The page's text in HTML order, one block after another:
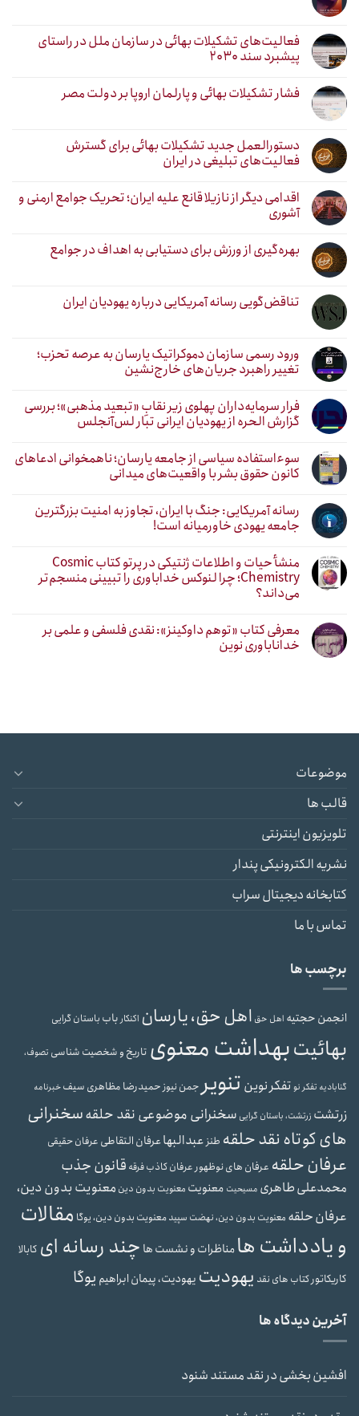
فعالیت‌های تشکیلات بهائی در سازمان ملل در راستای
پیشبرد سند ۲۰۳۰
فشار تشکیلات بهائی و پارلمان اروپا بر دولت مصر
دستورالعمل جدید تشکیلات بهائی برای گسترش
فعالیت‌های تبلیغی در ایران
اقدامی دیگر از نازیلا قانع علیه ایران؛ تحریک جوامع ارمنی و
آشوری
بهره‌گیری از ورزش برای دستیابی به اهداف در جوامع
تناقض‌گویی رسانه آمریکایی درباره یهودیان ایران
ورود رسمی سازمان دموکراتیک یارسان به عرصه تحزب؛
تغییر راهبرد جریان‌های خارج‌نشین
فرار سرمایه‌داران پهلوی زیر نقابِ «تبعید مذهبی»؛ بررسی
گزارش الحره از یهودیان ایرانی تبار لس‌آنجلس
سوءاستفاده سیاسی از جامعه یارسان؛ ناهمخوانی ادعاهای
کانون حقوق بشر با واقعیت‌های میدانی
رسانه آمریکایی: جنگ با ایران، تجاوز به امنیت بزرگترین
جامعه یهودی خاورمیانه است!
منشأ حیات و اطلاعات ژنتیکی در پرتو کتاب Cosmic
Chemistry؛ چرا لنوکس خداباوری را تبیینی منسجم‌تر
می‌داند؟
معرفی کتاب «توهم داوکینز»: نقدی فلسفی و علمی بر
خداناباوری نوین
موضوعات
قالب ها
تلویزیون اینترنتی
نشریه الکترونیکی پندار
کتابخانه دیجیتال سراب
تماس با ما
برچسب ها
انجمن حجتیه اهل حق اهل حق، یارسان اکنکارباب باستان گرایی
بهائیتبهداشت معنوی تاریخ و شخصیت شناسی تصوف،
گنابادیه تفکر نوتفکر نوین تنویر جمن نیوزحمیدرضا مظاهری سیفخبرنامه
زرتشت زرتشت، باستان گرایی سخنرانی موضوعی نقد حلقهسخنرانی
های کوتاه نقد حلقه طنزعبدالبهاعرفان التقاطی عرفان حقیقی
عرفان حلقه عرفان های نوظهورعرفان کاذبفرقه قانون جذب
محمدعلی طاهری مسیحیت معنویت معنویت بدون دین معنویت بدون دین،
عرفان حلقه معنویت بدون دین، نهضت سپیدمعنویت بدون دین، یوگا مقالات
و یادداشت هامناظرات و نشست ها چند رسانه ای کابالا
کاریکاتورکتاب های نقد یهودیت یهودیت، پیمان ابراهیم یوگا
آخرین دیدگاه ها
افشین بخشیدرنقد مستند شنود